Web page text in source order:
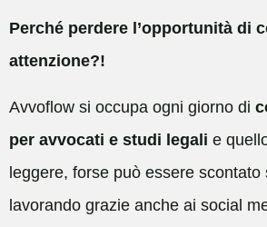
Perché perdere l’opportunità di
attenzione?!
Avvoflow si occupa ogni giorno di
per avvocati e studi legali e
leggere, forse può essere scontato
lavorando grazie anche ai social